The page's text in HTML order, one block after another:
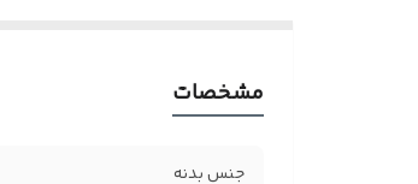
مشخصات
جنس بدنه